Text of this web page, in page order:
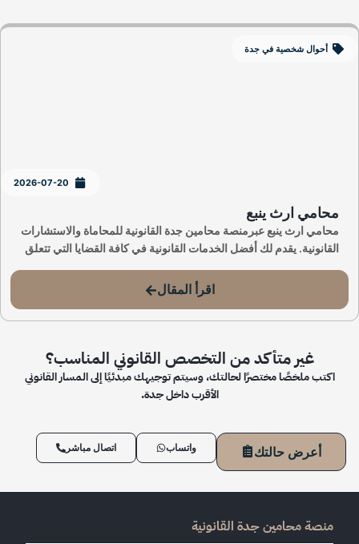
أحوال شخصية في جدة
2026-07-20
محامي ارث ينبع
محامي ارث ينبع عبرمنصة محامين جدة القانونية للمحاماة والاستشارات
القانونية. يقدم لك أفضل الخدمات القانونية في كافة القضايا التي تتعلق
اقرأ المقال
غير متأكد من التخصص القانوني المناسب؟
اكتب ملخصًا مختصرًا لحالتك، وسيتم توجيهك مبدئيًا إلى المسار القانوني
الأقرب داخل جدة.
أعرض حالتك واتساب اتصال مباشر
منصة محامين جدة القانونية